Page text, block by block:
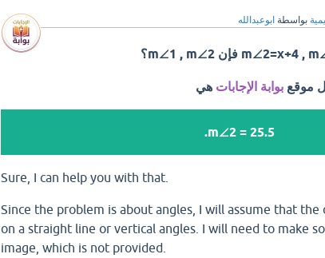
بواسطة ابوعبدالله
موقع بوابة الإجابات هي
m∠2 = 25.5.
Sure, I can help you with that.
Since the problem is about angles, I will assume that
on a straight line or vertical angles. I will need to make
image, which is not provided.